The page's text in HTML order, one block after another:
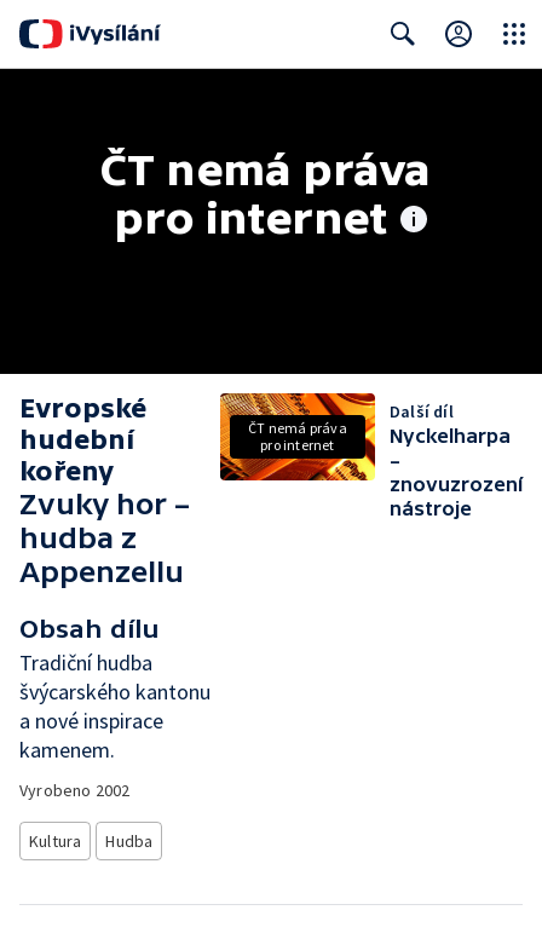
ČT nemá práva
pro internet
Evropské
hudební
kořeny
Zvuky hor –
hudba z
Appenzellu
Obsah dílu
Tradiční hudba
švýcarského kantonu
a nové inspirace
kamenem.
Vyrobeno 2002
Kultura Hudba
ČT nemá práva
pro internet
Další díl
Nyckelharpa
–
znovuzrození
nástroje